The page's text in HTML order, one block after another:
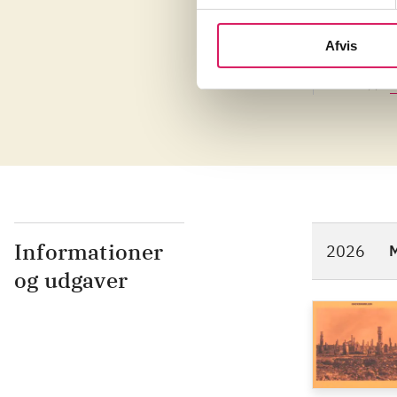
Afvis
Informationer
og udgaver
2026